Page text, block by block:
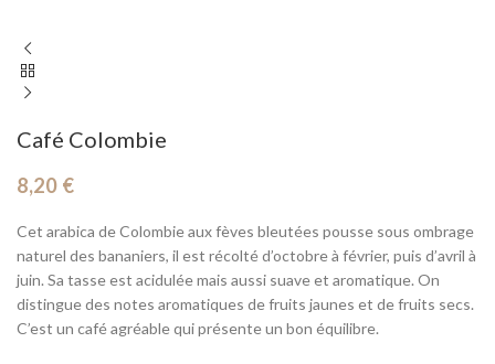
Café Colombie
8,20 €
Cet arabica de Colombie aux fèves bleutées pousse sous ombrage
naturel des bananiers, il est récolté d’octobre à février, puis d’avril à
juin. Sa tasse est acidulée mais aussi suave et aromatique. On
distingue des notes aromatiques de fruits jaunes et de fruits secs.
C’est un café agréable qui présente un bon équilibre.